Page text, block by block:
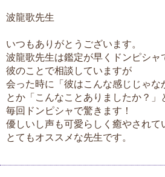
波龍歌先生
いつもありがとうございます。
波龍歌先生は鑑定が早くドンピシャ
彼のことで相談していますが
会った時に「彼はこんな感じじゃな
とか「こんなことありましたか？」
毎回ドンピシャで驚きます！
優しいし声も可愛らしく癒やされて
とてもオススメな先生です。